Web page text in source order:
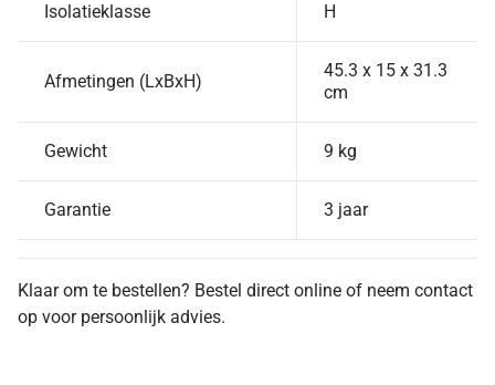
Isolatieklasse H
Afmetingen (LxBxH)
45.3 x 15 x 31.3
cm
Gewicht 9 kg
Garantie 3 jaar
Klaar om te bestellen? Bestel direct online of neem contact
op voor persoonlijk advies.